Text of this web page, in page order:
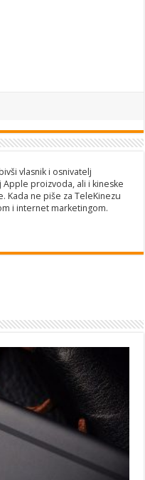
vlasnik i osnivatelj
proizvoda, ali i kineske
Kada ne piše za TeleKinezu
i internet marketingom.